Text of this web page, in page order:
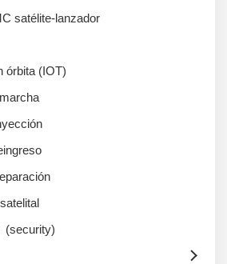
satélite-lanzador
órbita (IOT)
(security)